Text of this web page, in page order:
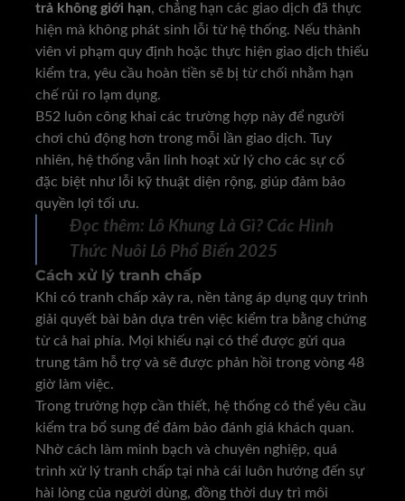
trả không giới hạn, chẳng hạn các giao dịch đã thực
hiện mà không phát sinh lỗi từ hệ thống. Nếu thành
viên vi phạm quy định hoặc thực hiện giao dịch thiếu
kiểm tra, yêu cầu hoàn tiền sẽ bị từ chối nhằm hạn
chế rủi ro lạm dụng.
B52 luôn công khai các trường hợp này để người
chơi chủ động hơn trong mỗi lần giao dịch. Tuy
nhiên, hệ thống vẫn linh hoạt xử lý cho các sự cố
đặc biệt như lỗi kỹ thuật diện rộng, giúp đảm bảo
quyền lợi tối ưu.
Đọc thêm: Lô Khung Là Gì? Các Hình
Thức Nuôi Lô Phổ Biến 2025
Cách xử lý tranh chấp
Khi có tranh chấp xảy ra, nền tảng áp dụng quy trình
giải quyết bài bản dựa trên việc kiểm tra bằng chứng
từ cả hai phía. Mọi khiếu nại có thể được gửi qua
trung tâm hỗ trợ và sẽ được phản hồi trong vòng 48
giờ làm việc.
Trong trường hợp cần thiết, hệ thống có thể yêu cầu
kiểm tra bổ sung để đảm bảo đánh giá khách quan.
Nhờ cách làm minh bạch và chuyên nghiệp, quá
trình xử lý tranh chấp tại nhà cái luôn hướng đến sự
hài lòng của người dùng, đồng thời duy trì môi